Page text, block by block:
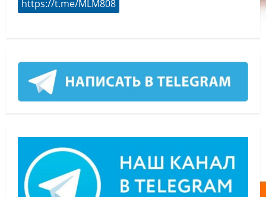
https://t.me/MLM808